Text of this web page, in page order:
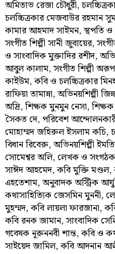
অমিতাভ রেজা চৌধুরী,
চলচ্চিত্রকার মেজবাউর রহমান
কামার আহমাদ সাইমন, স্থপতি
সংগীত শিল্পী সানী জুবায়ের,
ও সাংবাদিক মুক্তাদির রশীদ,
আবুল কালাম, সংগীত শিল্পী অরূপ
কাইউম, কবি ও চলচ্চিত্রকার
রাফিয়া তামান্না, অভিনয়শিল্পী
অদ্রি, শিক্ষক মুনমুন নেসা,
সৈকত দে, পরিবেশ
মোহাম্মদ জহিরুল ইসলাম কচি,
বিধান রিবেরু, অভিনয়শিল্পী
সোমেশ্বর অলি, লেখক ও সংগঠক
সাঈদ আহমেদ, কবি মুক্তি
এহতেশাম, অনুবাদক অস্ট্রিক
কথাসাহিত্যিক জেসমিন মুননী,
মুহম্মদ, কবি লায়লা ফারজানা,
কবি রনক জামান, সাংবাদিক
গবেষক নূরুননবী শান্ত, কবি ও
সাইয়েদ জামিল, কবি আদনান